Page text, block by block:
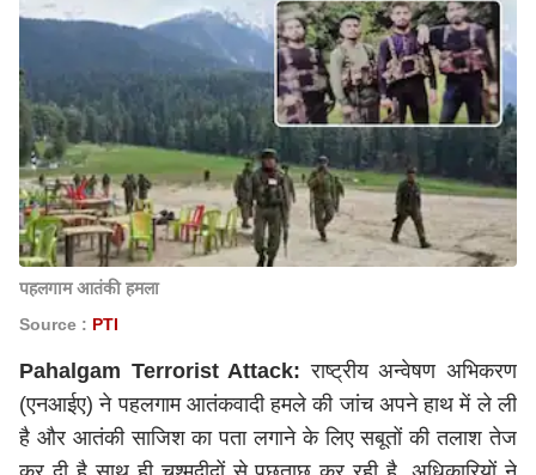
पहलगाम आतंकी हमला
Source : PTI
Pahalgam Terrorist Attack: राष्ट्रीय अन्वेषण अभिकरण
(एनआईए) ने पहलगाम आतंकवादी हमले की जांच अपने हाथ में ले ली
है और आतंकी साजिश का पता लगाने के लिए सबूतों की तलाश तेज